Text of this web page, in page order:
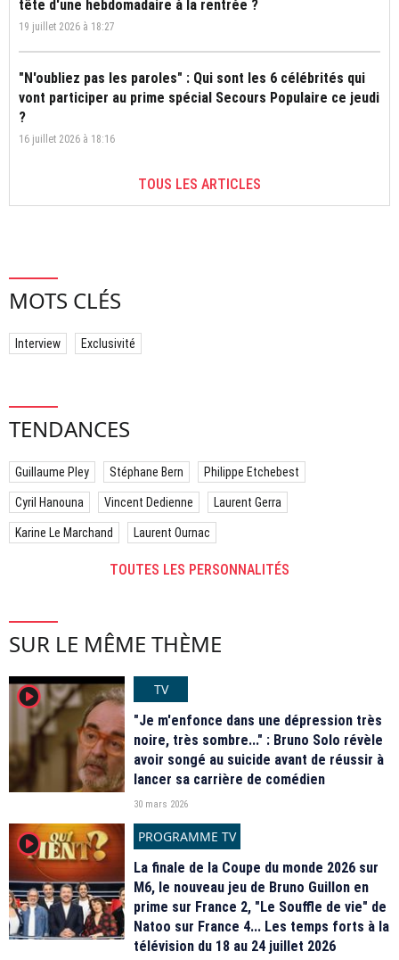
tête d'une hebdomadaire à la rentrée ?
19 juillet 2026 à 18:27
"N'oubliez pas les paroles" : Qui sont les 6 célébrités qui
vont participer au prime spécial Secours Populaire ce jeudi
?
16 juillet 2026 à 18:16
TOUS LES ARTICLES
MOTS CLÉS
Interview Exclusivité
TENDANCES
Guillaume Pley Stéphane Bern Philippe Etchebest
Cyril Hanouna Vincent Dedienne Laurent Gerra
Karine Le Marchand Laurent Ournac
TOUTES LES PERSONNALITÉS
SUR LE MÊME THÈME
player2
TV
"Je m'enfonce dans une dépression très
noire, très sombre..." : Bruno Solo révèle
avoir songé au suicide avant de réussir à
lancer sa carrière de comédien
30 mars 2026
player2
PROGRAMME TV
La finale de la Coupe du monde 2026 sur
M6, le nouveau jeu de Bruno Guillon en
prime sur France 2, "Le Souffle de vie" de
Natoo sur France 4... Les temps forts à la
télévision du 18 au 24 juillet 2026